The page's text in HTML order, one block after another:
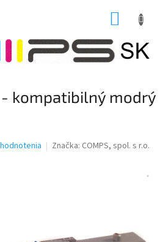
kompatibilný modrý
Značka: COMPS, spol. s r.o.